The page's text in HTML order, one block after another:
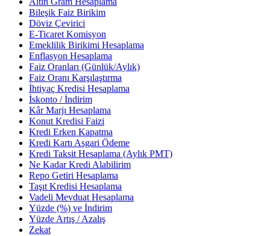
Bileşik Faiz Birikim
Döviz Çevirici
E-Ticaret Komisyon
Emeklilik Birikimi Hesaplama
Enflasyon Hesaplama
Faiz Oranları (Günlük/Aylık)
Faiz Oranı Karşılaştırma
İhtiyaç Kredisi Hesaplama
İskonto / İndirim
Kâr Marjı Hesaplama
Konut Kredisi Faizi
Kredi Erken Kapatma
Kredi Kartı Asgari Ödeme
Kredi Taksit Hesaplama (Aylık PMT)
Ne Kadar Kredi Alabilirim
Repo Getiri Hesaplama
Taşıt Kredisi Hesaplama
Vadeli Mevduat Hesaplama
Yüzde (%) ve İndirim
Yüzde Artış / Azalış
Zekat